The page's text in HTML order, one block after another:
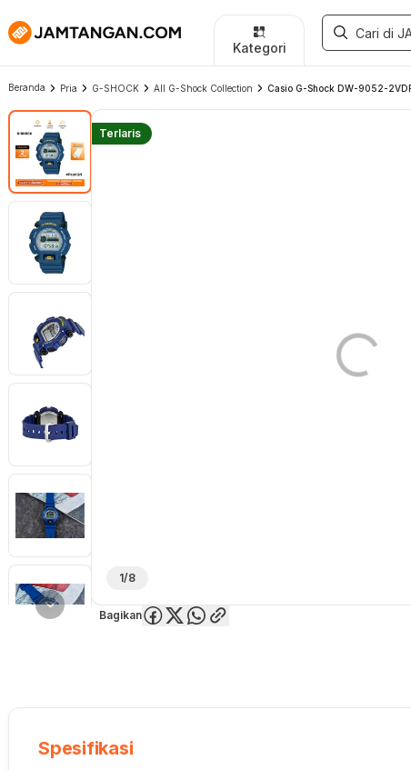
Kategori
Beranda Pria G-SHOCK All G-Shock Collection Casio G-Shock DW-9052-
Terlaris
1/8
Bagikan
Spesifikasi